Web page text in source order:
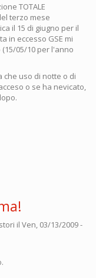
TOTALE
terzo mese
il 15 di giugno per il
in eccesso GSE mi
(15/05/10 per l'anno
che uso di notte o di
o se ha nevicato,
il Ven, 03/13/2009 -